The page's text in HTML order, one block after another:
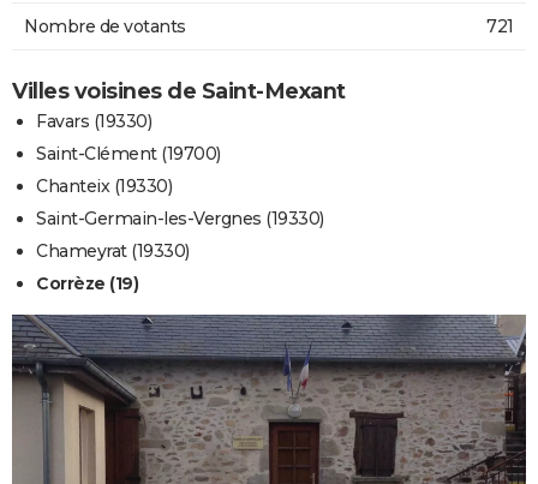
Nombre de votants 721
Villes voisines de Saint-Mexant
Favars (19330)
Saint-Clément (19700)
Chanteix (19330)
Saint-Germain-les-Vergnes (19330)
Chameyrat (19330)
Corrèze (19)